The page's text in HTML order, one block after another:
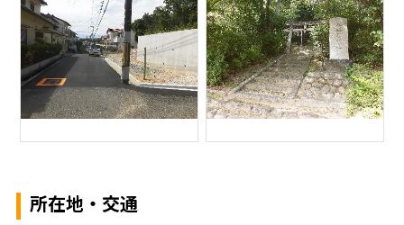
所在地・交通